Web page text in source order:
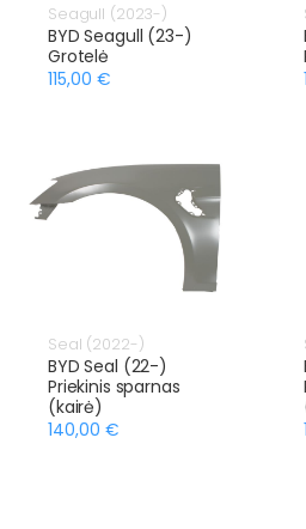
Seagull (2023-)
BYD Seagull (23-)
Grotelė
115,00 €
Seal (2022-)
BYD Seal (22-)
Priekinis sparnas
(kairė)
140,00 €